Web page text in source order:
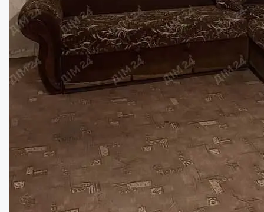
Квартира в приватному будинку...
4
73кв.м.
Купити
91600